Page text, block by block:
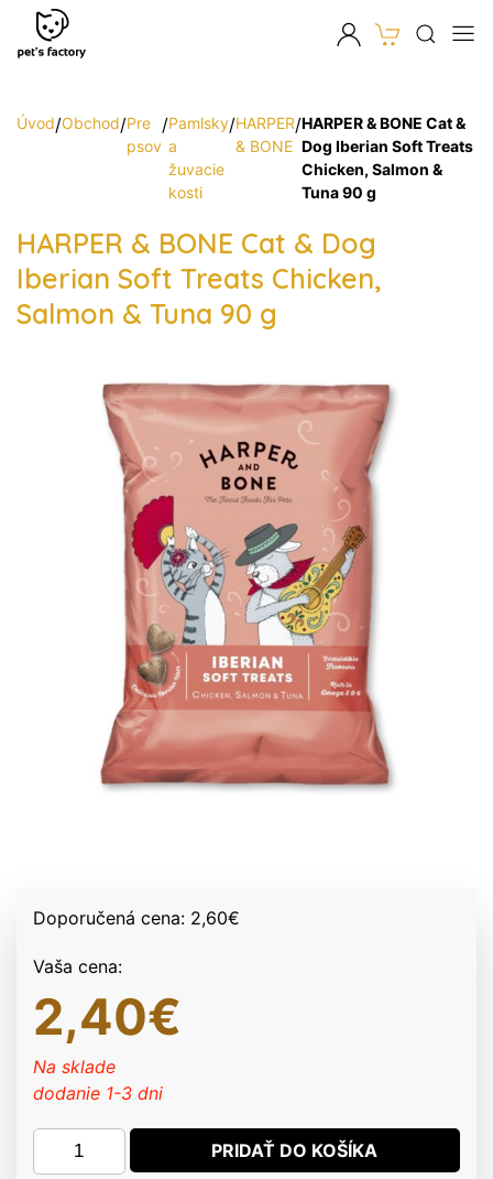
Úvod/Obchod/Pre
psov
/Pamlsky
a
žuvacie
kosti
/HARPER
& BONE
/HARPER & BONE Cat &
Dog Iberian Soft Treats
Chicken, Salmon &
Tuna 90 g
HARPER & BONE Cat & Dog
Iberian Soft Treats Chicken,
Salmon & Tuna 90 g
Doporučená cena: 2,60€
Vaša cena:
2,40€
Na sklade
dodanie 1-3 dni
množstvo
HARPER
PRIDAŤ DO KOŠÍKA